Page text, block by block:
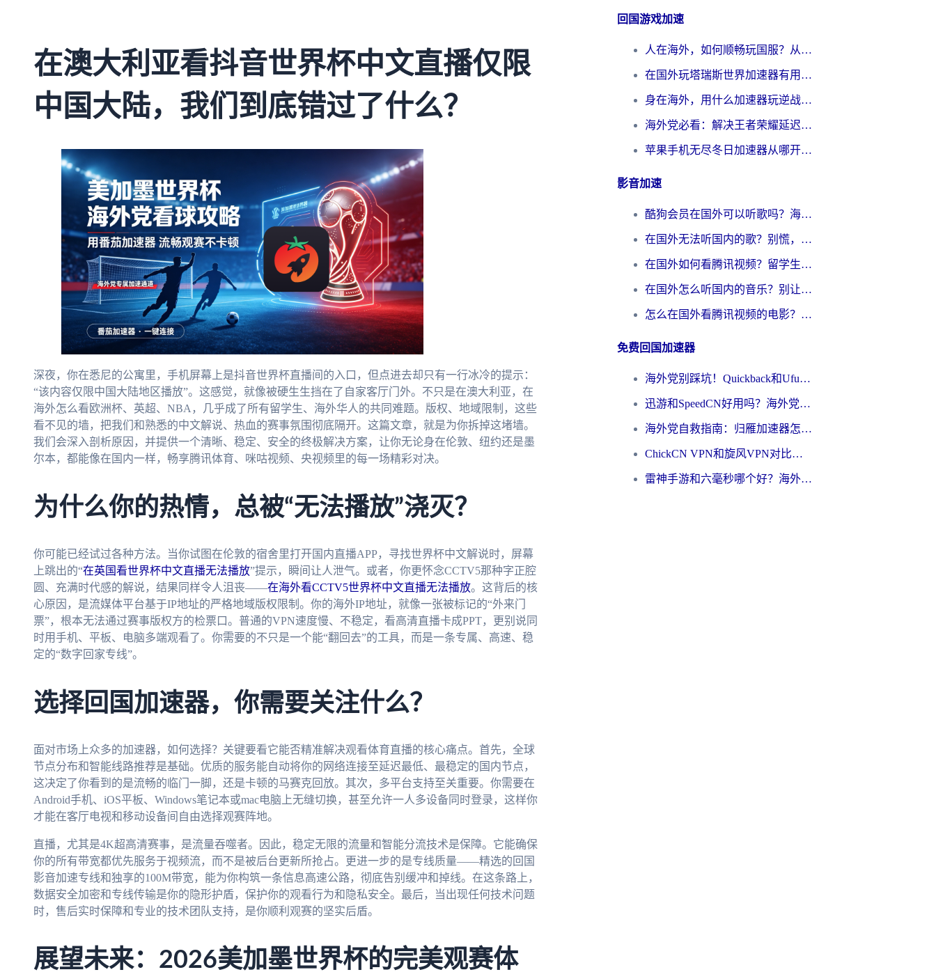
在澳大利亚看抖音世界杯中文直播仅限
中国大陆，我们到底错过了什么？
深夜，你在悉尼的公寓里，手机屏幕上是抖音世界杯直播间的入口，但点进去却只有一行冰冷的提示：
“该内容仅限中国大陆地区播放”。这感觉，就像被硬生生挡在了自家客厅门外。不只是在澳大利亚，在
海外怎么看欧洲杯、英超、NBA，几乎成了所有留学生、海外华人的共同难题。版权、地域限制，这些
看不见的墙，把我们和熟悉的中文解说、热血的赛事氛围彻底隔开。这篇文章，就是为你拆掉这堵墙。
我们会深入剖析原因，并提供一个清晰、稳定、安全的终极解决方案，让你无论身在伦敦、纽约还是墨
尔本，都能像在国内一样，畅享腾讯体育、咪咕视频、央视频里的每一场精彩对决。
为什么你的热情，总被“无法播放”浇灭？
你可能已经试过各种方法。当你试图在伦敦的宿舍里打开国内直播APP，寻找世界杯中文解说时，屏幕
上跳出的“在英国看世界杯中文直播无法播放”提示，瞬间让人泄气。或者，你更怀念CCTV5那种字正腔
圆、充满时代感的解说，结果同样令人沮丧——在海外看CCTV5世界杯中文直播无法播放。这背后的核
心原因，是流媒体平台基于IP地址的严格地域版权限制。你的海外IP地址，就像一张被标记的“外来门
票”，根本无法通过赛事版权方的检票口。普通的VPN速度慢、不稳定，看高清直播卡成PPT，更别说同
时用手机、平板、电脑多端观看了。你需要的不只是一个能“翻回去”的工具，而是一条专属、高速、稳
定的“数字回家专线”。
选择回国加速器，你需要关注什么？
面对市场上众多的加速器，如何选择？关键要看它能否精准解决观看体育直播的核心痛点。首先，全球
节点分布和智能线路推荐是基础。优质的服务能自动将你的网络连接至延迟最低、最稳定的国内节点，
这决定了你看到的是流畅的临门一脚，还是卡顿的马赛克回放。其次，多平台支持至关重要。你需要在
Android手机、iOS平板、Windows笔记本或mac电脑上无缝切换，甚至允许一人多设备同时登录，这样你
才能在客厅电视和移动设备间自由选择观赛阵地。
直播，尤其是4K超高清赛事，是流量吞噬者。因此，稳定无限的流量和智能分流技术是保障。它能确保
你的所有带宽都优先服务于视频流，而不是被后台更新所抢占。更进一步的是专线质量——精选的回国
影音加速专线和独享的100M带宽，能为你构筑一条信息高速公路，彻底告别缓冲和掉线。在这条路上，
数据安全加密和专线传输是你的隐形护盾，保护你的观看行为和隐私安全。最后，当出现任何技术问题
时，售后实时保障和专业的技术团队支持，是你顺利观赛的坚实后盾。
展望未来：2026美加墨世界杯的完美观赛体
回国游戏加速
人在海外，如何顺畅玩国服？从《王者荣耀》到《云图计划》的加速器终极指南
在国外玩塔瑞斯世界加速器有用吗？海外玩家亲测后的真实答案
身在海外，用什么加速器玩逆战才能告别延迟？
海外党必看：解决王者荣耀延迟的加速器终极指南——从EVE到猫和老鼠，一个工具全搞定
苹果手机无尽冬日加速器从哪开启？海外玩家的冬日生存指南
影音加速
酷狗会员在国外可以听歌吗？海外党亲测有效：3步解决音乐权限难题
在国外无法听国内的歌？别慌，这样操作就能畅听QQ音乐（附亲测加速器推荐）
在国外如何看腾讯视频？留学生亲测有效的回国加速方案
在国外怎么听国内的音乐？别让版权限制断了你的华语歌单
怎么在国外看腾讯视频的电影？海外党亲测有效的回国加速指南
免费回国加速器
海外党别踩坑！Quickback和UfunR好用吗？选对回国加速器才能无缝刷国内资源
迅游和SpeedCN好用吗？海外党如何破解那道看不见的墙
海外党自救指南：归雁加速器怎么样？教你避开坑实现国内资源无缝访问
ChickCN VPN和旋风VPN对比哪个回国效果更好？海外用户的选择困境与出路
雷神手游和六毫秒哪个好？海外党如何真正解锁国内资源